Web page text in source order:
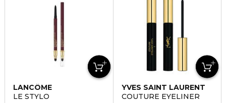
LANCÔME
LE STYLO
YVES SAINT LAURENT
COUTURE EYELINER